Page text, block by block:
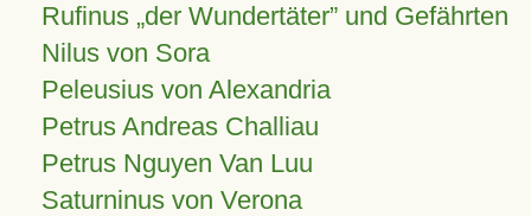
Rufinus „der Wundertäter” und Gefährten
Nilus von Sora
Peleusius von Alexandria
Petrus Andreas Challiau
Petrus Nguyen Van Luu
Saturninus von Verona